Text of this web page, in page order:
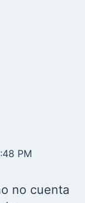
PM
no cuenta